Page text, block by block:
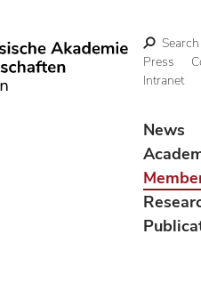
Search
Press
Intranet
News